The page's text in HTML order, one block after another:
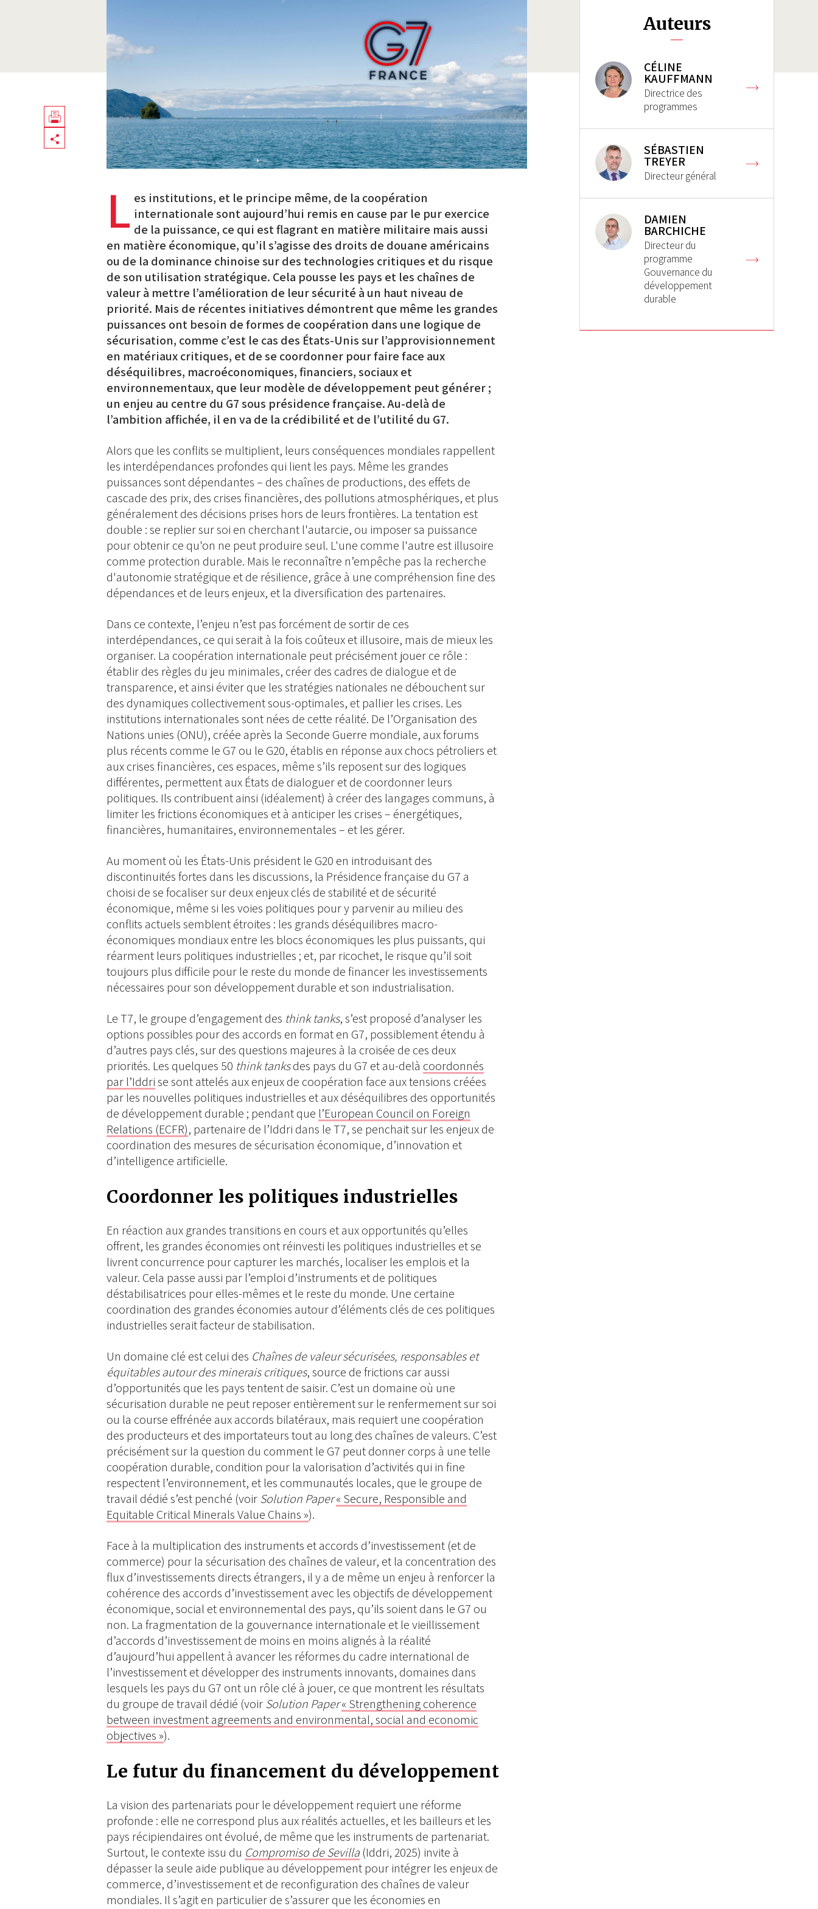
Télécharger
Share
L es institutions, et le principe même, de la coopération
internationale sont aujourd’hui remis en cause par le pur exercice
de la puissance, ce qui est flagrant en matière militaire mais aussi
en matière économique, qu’il s’agisse des droits de douane américains
ou de la dominance chinoise sur des technologies critiques et du risque
de son utilisation stratégique. Cela pousse les pays et les chaînes de
valeur à mettre l’amélioration de leur sécurité à un haut niveau de
priorité. Mais de récentes initiatives démontrent que même les grandes
puissances ont besoin de formes de coopération dans une logique de
sécurisation, comme c’est le cas des États-Unis sur l’approvisionnement
en matériaux critiques, et de se coordonner pour faire face aux
déséquilibres, macroéconomiques, financiers, sociaux et
environnementaux, que leur modèle de développement peut générer ;
un enjeu au centre du G7 sous présidence française. Au-delà de
l’ambition affichée, il en va de la crédibilité et de l’utilité du G7.
Alors que les conflits se multiplient, leurs conséquences mondiales rappellent
les interdépendances profondes qui lient les pays. Même les grandes
puissances sont dépendantes – des chaînes de productions, des effets de
cascade des prix, des crises financières, des pollutions atmosphériques, et plus
généralement des décisions prises hors de leurs frontières. La tentation est
double : se replier sur soi en cherchant l'autarcie, ou imposer sa puissance
pour obtenir ce qu'on ne peut produire seul. L'une comme l'autre est illusoire
comme protection durable. Mais le reconnaître n’empêche pas la recherche
d'autonomie stratégique et de résilience, grâce à une compréhension fine des
dépendances et de leurs enjeux, et la diversification des partenaires.
Dans ce contexte, l’enjeu n’est pas forcément de sortir de ces
interdépendances, ce qui serait à la fois coûteux et illusoire, mais de mieux les
organiser. La coopération internationale peut précisément jouer ce rôle :
établir des règles du jeu minimales, créer des cadres de dialogue et de
transparence, et ainsi éviter que les stratégies nationales ne débouchent sur
des dynamiques collectivement sous-optimales, et pallier les crises. Les
institutions internationales sont nées de cette réalité. De l’Organisation des
Nations unies (ONU), créée après la Seconde Guerre mondiale, aux forums
plus récents comme le G7 ou le G20, établis en réponse aux chocs pétroliers et
aux crises financières, ces espaces, même s’ils reposent sur des logiques
différentes, permettent aux États de dialoguer et de coordonner leurs
politiques. Ils contribuent ainsi (idéalement) à créer des langages communs, à
limiter les frictions économiques et à anticiper les crises – énergétiques,
financières, humanitaires, environnementales – et les gérer.
Au moment où les États-Unis président le G20 en introduisant des
discontinuités fortes dans les discussions, la Présidence française du G7 a
choisi de se focaliser sur deux enjeux clés de stabilité et de sécurité
économique, même si les voies politiques pour y parvenir au milieu des
conflits actuels semblent étroites : les grands déséquilibres macro-
économiques mondiaux entre les blocs économiques les plus puissants, qui
réarment leurs politiques industrielles ; et, par ricochet, le risque qu’il soit
toujours plus difficile pour le reste du monde de financer les investissements
nécessaires pour son développement durable et son industrialisation.
Le T7, le groupe d’engagement des think tanks, s’est proposé d’analyser les
options possibles pour des accords en format en G7, possiblement étendu à
d’autres pays clés, sur des questions majeures à la croisée de ces deux
priorités. Les quelques 50 think tanksdes pays du G7 et au-delà coordonnés
par l’Iddrise sont attelés aux enjeux de coopération face aux tensions créées
par les nouvelles politiques industrielles et aux déséquilibres des opportunités
de développement durable ; pendant que l’European Council on Foreign
Relations (ECFR), partenaire de l’Iddri dans le T7, se penchait sur les enjeux de
coordination des mesures de sécurisation économique, d’innovation et
d’intelligence artificielle.
Coordonner les politiques industrielles
En réaction aux grandes transitions en cours et aux opportunités qu’elles
offrent, les grandes économies ont réinvesti les politiques industrielles et se
livrent concurrence pour capturer les marchés, localiser les emplois et la
valeur. Cela passe aussi par l’emploi d’instruments et de politiques
déstabilisatrices pour elles-mêmes et le reste du monde. Une certaine
coordination des grandes économies autour d’éléments clés de ces politiques
industrielles serait facteur de stabilisation.
Un domaine clé est celui des Chaînes de valeur sécurisées, responsables et
équitables autour des minerais critiques, source de frictions car aussi
d’opportunités que les pays tentent de saisir. C’est un domaine où une
sécurisation durable ne peut reposer entièrement sur le renfermement sur soi
ou la course effrénée aux accords bilatéraux, mais requiert une coopération
des producteurs et des importateurs tout au long des chaînes de valeurs. C’est
précisément sur la question du comment le G7 peut donner corps à une telle
coopération durable, condition pour la valorisation d’activités qui in fine
respectent l’environnement, et les communautés locales, que le groupe de
travail dédié s’est penché (voirSolution Paper« Secure, Responsible and
Equitable Critical Minerals Value Chains »).
Face à la multiplication des instruments et accords d’investissement (et de
commerce) pour la sécurisation des chaînes de valeur, et la concentration des
flux d’investissements directs étrangers, il y a de même un enjeu à renforcer la
cohérence des accords d’investissement avec les objectifs de développement
économique, social et environnemental des pays, qu’ils soient dans le G7 ou
non. La fragmentation de la gouvernance internationale et le vieillissement
d’accords d’investissement de moins en moins alignés à la réalité
d’aujourd’hui appellent à avancer les réformes du cadre international de
l’investissement et développer des instruments innovants, domaines dans
lesquels les pays du G7 ont un rôle clé à jouer, ce que montrent les résultats
du groupe de travail dédié (voirSolution Paper« Strengthening coherence
between investment agreements and environmental, social and economic
objectives »).
Le futur du financement du développement
La vision des partenariats pour le développement requiert une réforme
profonde : elle ne correspond plus aux réalités actuelles, et les bailleurs et les
pays récipiendaires ont évolué, de même que les instruments de partenariat.
Surtout, le contexte issu du Compromiso de Sevilla (Iddri, 2025) invite à
dépasser la seule aide publique au développement pour intégrer les enjeux de
commerce, d’investissement et de reconfiguration des chaînes de valeur
mondiales. Il s’agit en particulier de s’assurer que les économies en
Auteurs
CÉLINE
KAUFFMANN
Directrice des
programmes
SÉBASTIEN
TREYER
Directeur général
DAMIEN
BARCHICHE
Directeur du
programme
Gouvernance du
développement
durable